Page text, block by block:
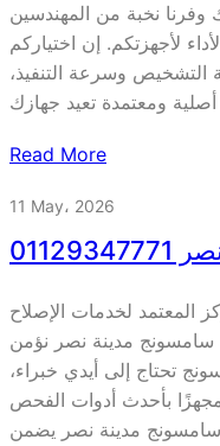
وفرنا نخبة من المهندسين
لأجهزتكم. إن اختياركم
التشخيص وسرعة التنفيذ،
Read More
11 May، 2026
المعتمد لخدمات الإصلاح
سامسونج مدينة نصر نؤمن
تحتاج إلى أيدي خبراء،
بأحدث أدوات الفحص
سامسونج مدينة نصر يضمن